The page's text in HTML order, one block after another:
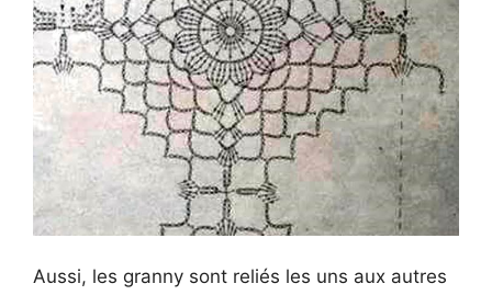
Aussi, les granny sont reliés les uns aux autres